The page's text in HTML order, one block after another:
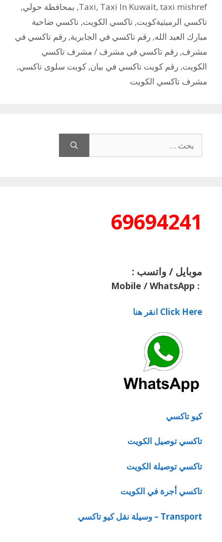
Taxi, Taxi In Kuwait, taxi mishref
, بمحافظة حولي,
تاكسي الرميثيةكويت, تاكسي الكويت, تاكسي ضاحية
مبارك العبد الله, رقم تاكسي في الجابرية, رقم تاكسي في
مشرف, رقم تاكسي في مشرف / مشرف تاكسي
الكويت, رقم كويت تاكسي في بيان, كويت سلوى تاكسي,
مشرف تاكسي الكويت
عن:
69694241
موبايل / واتسب :
:
Mobile / WhatsApp
Click Here انقر هنا
كيو تاكسي
تاكسي توصيل الكويت
تاكسي توصيلة الكويت
تاكسي أجرة في الكويت
Transport – وسيلة نقل كيو تاكسي